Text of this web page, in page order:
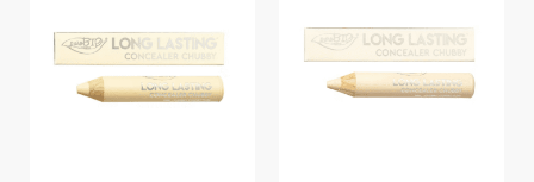
velges
på
produktsiden
velges
på
produktsiden